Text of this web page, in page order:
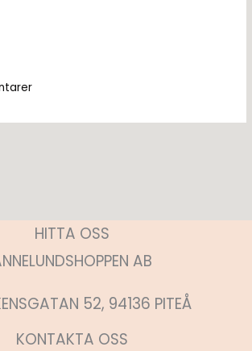
HITTA OSS
AB
52, 94136 PITEÅ
KONTAKTA OSS